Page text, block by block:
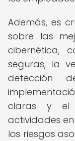
Además, es
sobre las
cibernética,
seguras, la
detección
claras y el
actividades
los riesgos